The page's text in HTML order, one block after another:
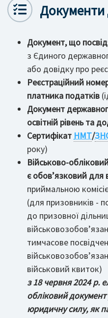
Документи
Документ, що
з Єдиного
або довідку про
Реєстраційний
платника податків
Документ
освітній рівень та
Сертифікат НМТ/
року)
Військово-
є обов’язковий для
приймальною
(для призовників -
до призовної
тимчасове
військовий квиток)
з 18 червня 2024 р.
обліковий
юридичну силу, як